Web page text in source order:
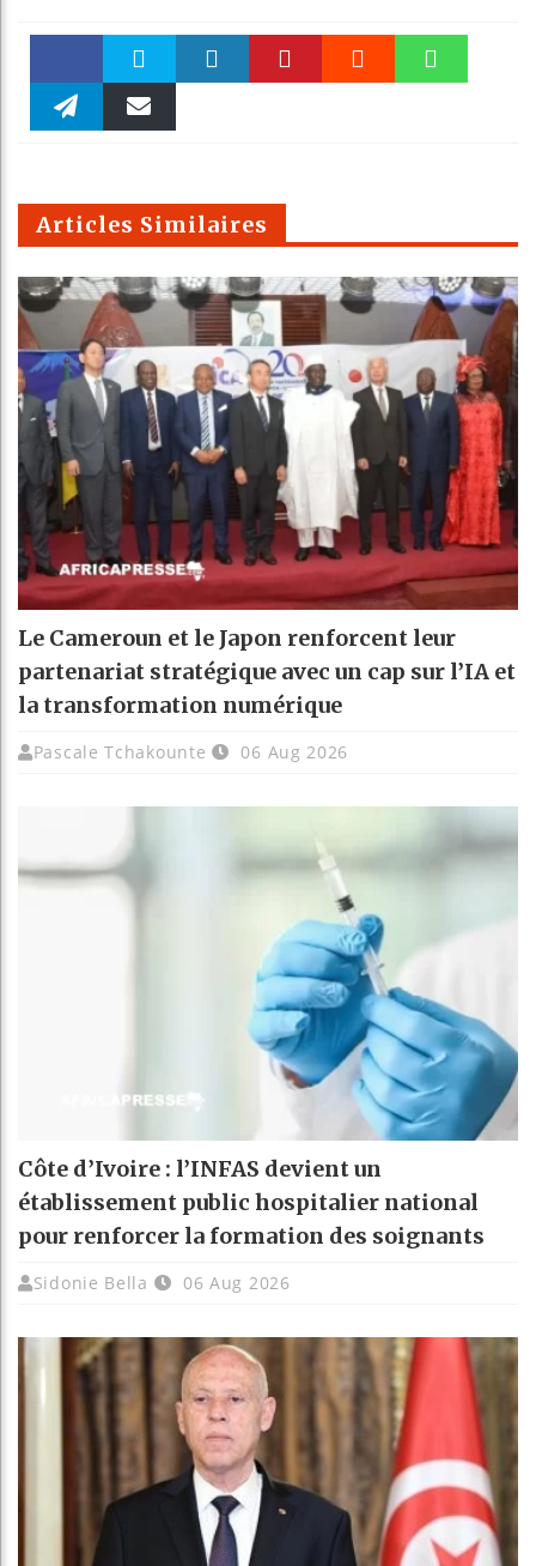
Faceboo Twitter
m
Articles Similaires
Le Cameroun et le Japon renforcent leur
partenariat stratégique avec un cap sur l’IA et
la transformation numérique
Pascale Tchakounte 06 Aug 2026
Côte d’Ivoire : l’INFAS devient un
établissement public hospitalier national
pour renforcer la formation des soignants
Sidonie Bella 06 Aug 2026